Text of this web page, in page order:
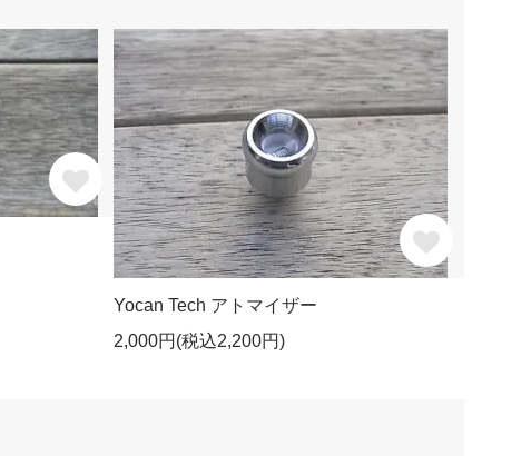
Yocan Tech アトマイザー
2,000円(税込2,200円)